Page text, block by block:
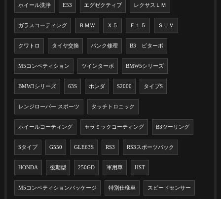
ホイール洗浄 E53 エグゼクティブ レクサスＬＭ
ガラスコーティング ＢＭＷ Ｘ５ Ｆ１５ ＳＵＶ
クワトロ タイヤ交換 パンク修理 B3 ビターボ
M5コンペティション ツインターボ BMW5シリーズ
BMW3シリーズ 63S ホンダ S2000 タイプS
レンジローバー スポーツ タッチトロニック
ホイールコーティング セラミックコーティング B3ツーリング
Sタイプ G550 GLE63S RS3 RS3スポーツバック
HONDA 後期型 250GD 軍用車 HST
M5コンペティションパッケージ 特別仕様車 スピードセンサー